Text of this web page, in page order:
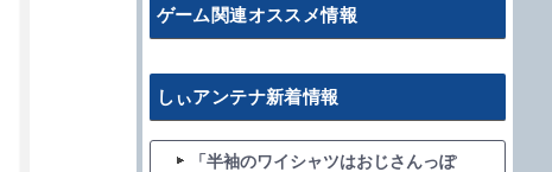
ゲーム関連オススメ情報
しぃアンテナ新着情報
「半袖のワイシャツはおじさんっぽ